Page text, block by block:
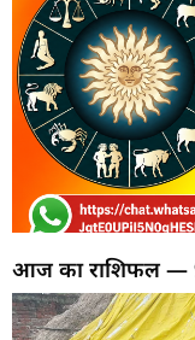
आज का राशिफल —